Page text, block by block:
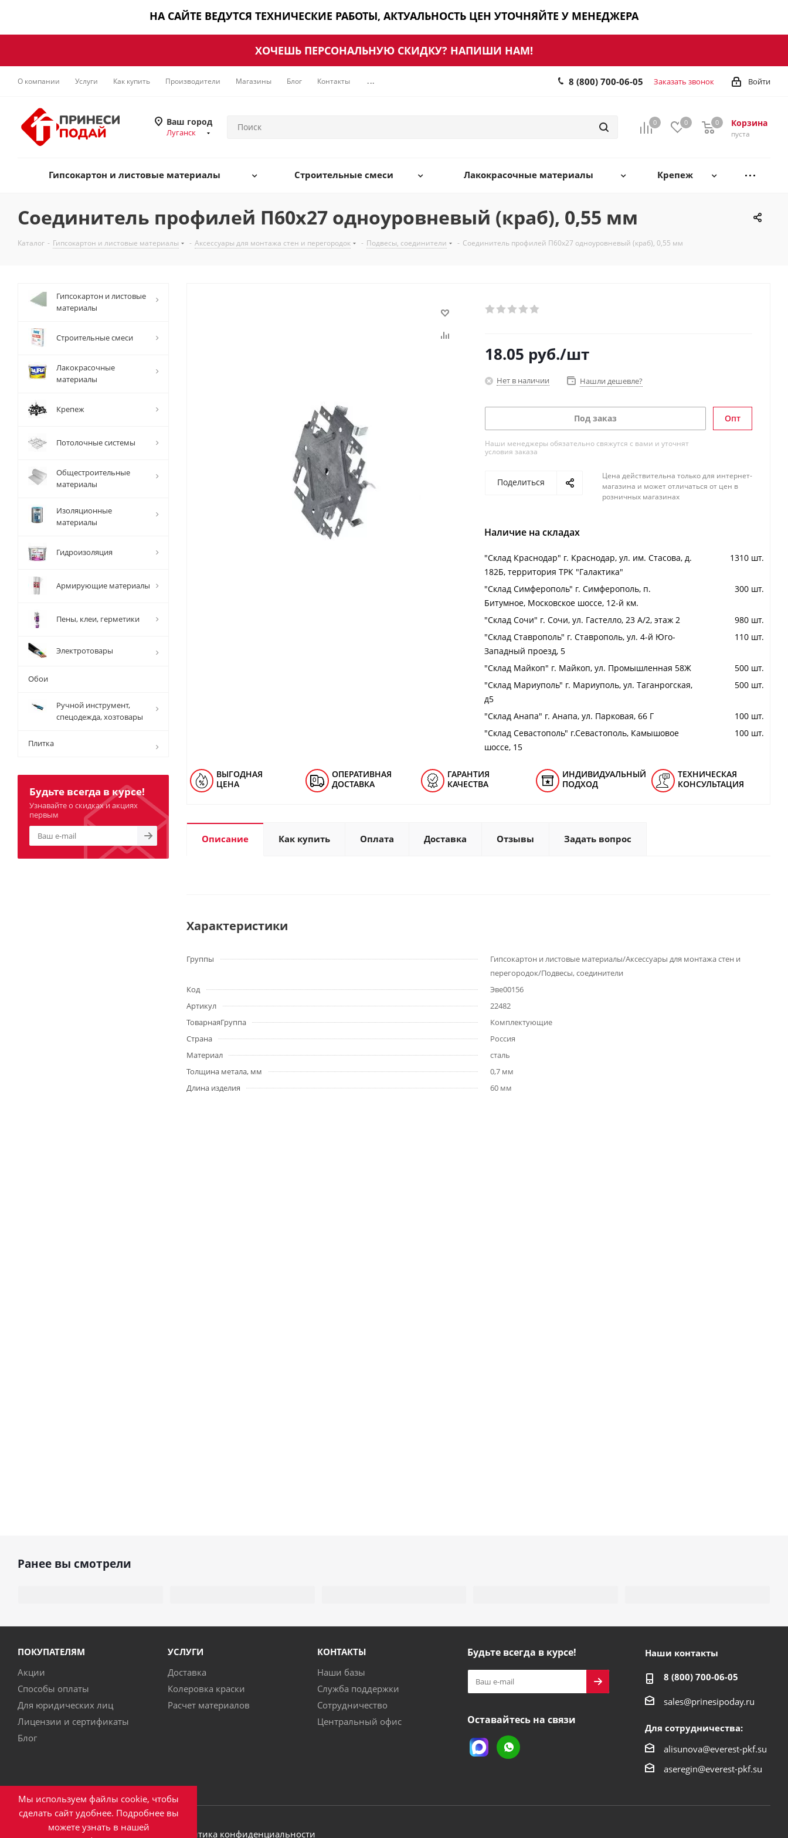
НА САЙТЕ ВЕДУТСЯ ТЕХНИЧЕСКИЕ РАБОТЫ, АКТУАЛЬНОСТЬ ЦЕН УТОЧНЯЙТЕ У МЕНЕДЖЕРА
ХОЧЕШЬ ПЕРСОНАЛЬНУЮ СКИДКУ? НАПИШИ НАМ!
О компании Услуги Как купить Производители Магазины Блог Контакты ... Войти
8 (800) 700-06-05 Заказать звонок
Ваш город
Луганск
0 0 Корзина
0
пуста
0
Гипсокартон и листовые материалы Строительные смеси Лакокрасочные материалы Крепеж
Соединитель профилей П60х27 одноуровневый (краб), 0,55 мм
Каталог - Гипсокартон и листовые материалы - Аксессуары для монтажа стен и перегородок - Подвесы, соединители - Соединитель профилей П60х27 одноуровневый (краб), 0,55 мм
18.05 руб./шт
Нет в наличии Нашли дешевле?
Под заказ
Наши менеджеры обязательно свяжутся с вами и уточнят
условия заказа
Опт
Поделиться
Цена действительна только для интернет-
магазина и может отличаться от цен в
розничных магазинах
Наличие на складах
"Cклад Краснодар" г. Краснодар, ул. им. Стасова, д.
182Б, территория ТРК "Галактика"
1310 шт.
"Cклад Симферополь" г. Симферополь, п.
Битумное, Московское шоссе, 12-й км.
300 шт.
"Cклад Сочи" г. Сочи, ул. Гастелло, 23 А/2, этаж 2
980 шт.
"Cклад Ставрополь" г. Ставрополь, ул. 4-й Юго-
Западный проезд, 5
110 шт.
"Cклад Майкоп" г. Майкоп, ул. Промышленная 58Ж
500 шт.
"Cклад Мариуполь" г. Мариуполь, ул. Таганрогская,
д5
500 шт.
"Cклад Анапа" г. Анапа, ул. Парковая, 66 Г
100 шт.
"Cклад Севастополь" г.Севастополь, Камышовое
шоссе, 15
100 шт.
ВЫГОДНАЯ
ЦЕНА
ОПЕРАТИВНАЯ
ДОСТАВКА
ГАРАНТИЯ
КАЧЕСТВА
ИНДИВИДУАЛЬНЫЙ
ПОДХОД
ТЕХНИЧЕСКАЯ
КОНСУЛЬТАЦИЯ
Описание Как купить Оплата Доставка Отзывы Задать вопрос
Характеристики
Группы
Гипсокартон и листовые материалы/Аксессуары для монтажа стен и
перегородок/Подвесы, соединители
Код
Эве00156
Артикул
22482
ТоварнаяГруппа
Комплектующие
Страна
Россия
Материал
сталь
Толщина метала, мм
0,7 мм
Длина изделия
60 мм
Гипсокартон и листовые
материалы
Строительные смеси
Лакокрасочные
материалы
Крепеж
Потолочные системы
Общестроительные
материалы
Изоляционные
материалы
Гидроизоляция
Армирующие материалы
Пены, клеи, герметики
Электротовары
Обои
Ручной инструмент,
спецодежда, хозтовары
Плитка
Будьте всегда в курсе!
Узнавайте о скидках и акциях
первым
Ранее вы смотрели
ПОКУПАТЕЛЯМ
Акции
Способы оплаты
Для юридических лиц
Лицензии и сертификаты
Блог
УСЛУГИ
Доставка
Колеровка краски
Расчет материалов
КОНТАКТЫ
Наши базы
Служба поддержки
Сотрудничество
Центральный офис
Будьте всегда в курсе!
Оставайтесь на связи
Наши контакты
8 (800) 700-06-05
sales@prinesipoday.ru
Для сотрудничества:
alisunova@everest-pkf.su
aseregin@everest-pkf.su
2026 © ООО ПКФ "Эверест" Политика конфиденциальности
Мы используем файлы cookie, чтобы
сделать сайт удобнее. Подробнее вы
можете узнать в нашей